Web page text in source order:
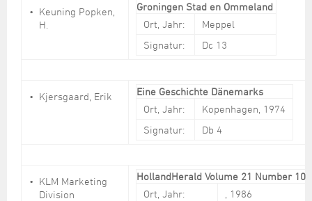
Keuning Popken,
H.
Groningen Stad en Ommeland
Ort, Jahr:
Meppel
Signatur:
Dc 13
Kjersgaard, Erik
Eine Geschichte Dänemarks
Ort, Jahr:
Kopenhagen, 1974
Signatur:
Db 4
KLM Marketing
Division
HollandHerald Volume 21 Number 10
Ort, Jahr:
, 1986